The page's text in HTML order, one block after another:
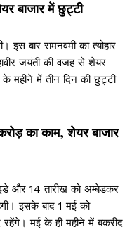
बाजार में छुट्टी
इस बार रामनवमी का त्योहार
जयंती की वजह से शेयर
के महीने में तीन दिन की छुट्टी
का काम, शेयर बाजार
और 14 तारीख को अम्बेडकर
इसके बाद 1 मई को
रहेंगे। मई के ही महीने में बकरीद